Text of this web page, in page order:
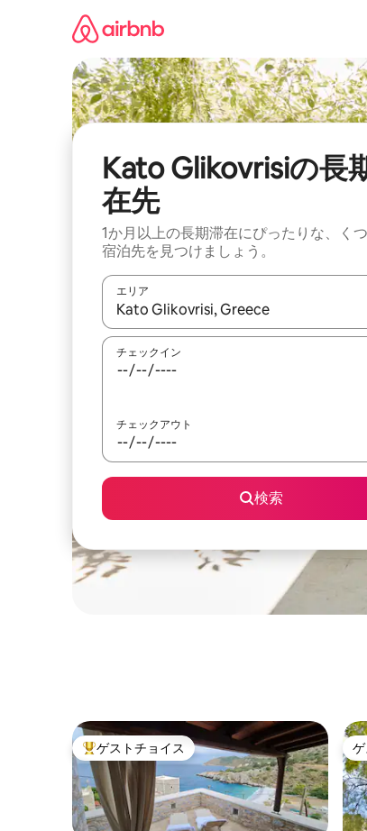
Kato Glikovrisiの長
在先
1か月以上の長期滞在にぴったりな、く
宿泊先を見つけましょう。
エリア
検索結果が表示されたら、上下の矢印キー
チェックイン
チェックアウト
検索
大好評のゲストチョイスです。
ゲストチョイス